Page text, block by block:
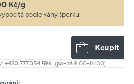
Kč/g
podle váhy šperku
Koupit
+420 777 354 596 (po–pá 9:00–16:00)